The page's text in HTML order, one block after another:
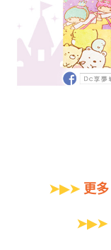
➤▶➤ 更多
➤▶➤